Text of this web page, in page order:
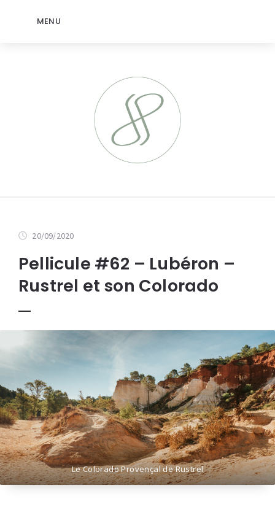
MENU
20/09/2020
Pellicule #62 – Lubéron –
Rustrel et son Colorado
Le Colorado Provençal de Rustrel